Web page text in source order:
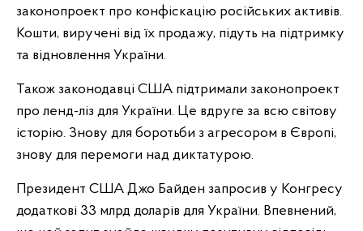
законопроект про конфіскацію російських активів.
Кошти, виручені від їх продажу, підуть на підтримку
та відновлення України.
Також законодавці США підтримали законопроект
про ленд-ліз для України. Це вдруге за всю світову
історію. Знову для боротьби з агресором в Європі,
знову для перемоги над диктатурою.
Президент США Джо Байден запросив у Конгресу
додаткові 33 млрд доларів для України. Впевнений,